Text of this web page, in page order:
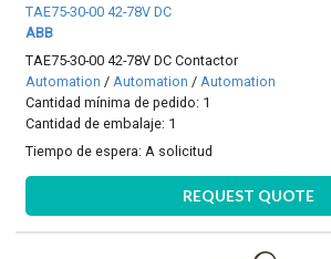
TAE75-30-00 42-78V DC
ABB
TAE75-30-00 42-78V DC Contactor
Automation / Automation / Automation
Cantidad mínima de pedido: 1
Cantidad de embalaje: 1
Tiempo de espera:A solicitud
REQUEST QUOTE